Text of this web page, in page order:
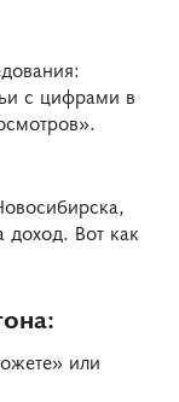
с цифрами в
доход. Вот как
или